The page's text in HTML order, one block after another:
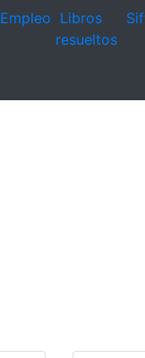
Empleo Libros
resueltos